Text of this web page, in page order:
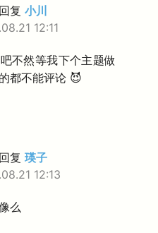
回复 小川
12:11
不然等我下个主题做
都不能评论 😈
回复 瑛子
12:13
么